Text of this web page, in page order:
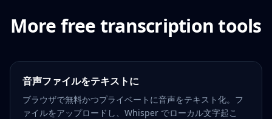
More free transcription tools
音声ファイルをテキストに
ブラウザで無料かつプライベートに音声をテキスト化。フ
ァイルをアップロードし、Whisper でローカル文字起こ